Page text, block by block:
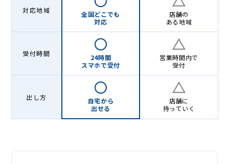
対応地域
全国どこでも
対応
店舗の
ある地域
受付時間
24時間
スマホで受付
営業時間内で
受付
出し方
自宅から
出せる
店舗に
持っていく